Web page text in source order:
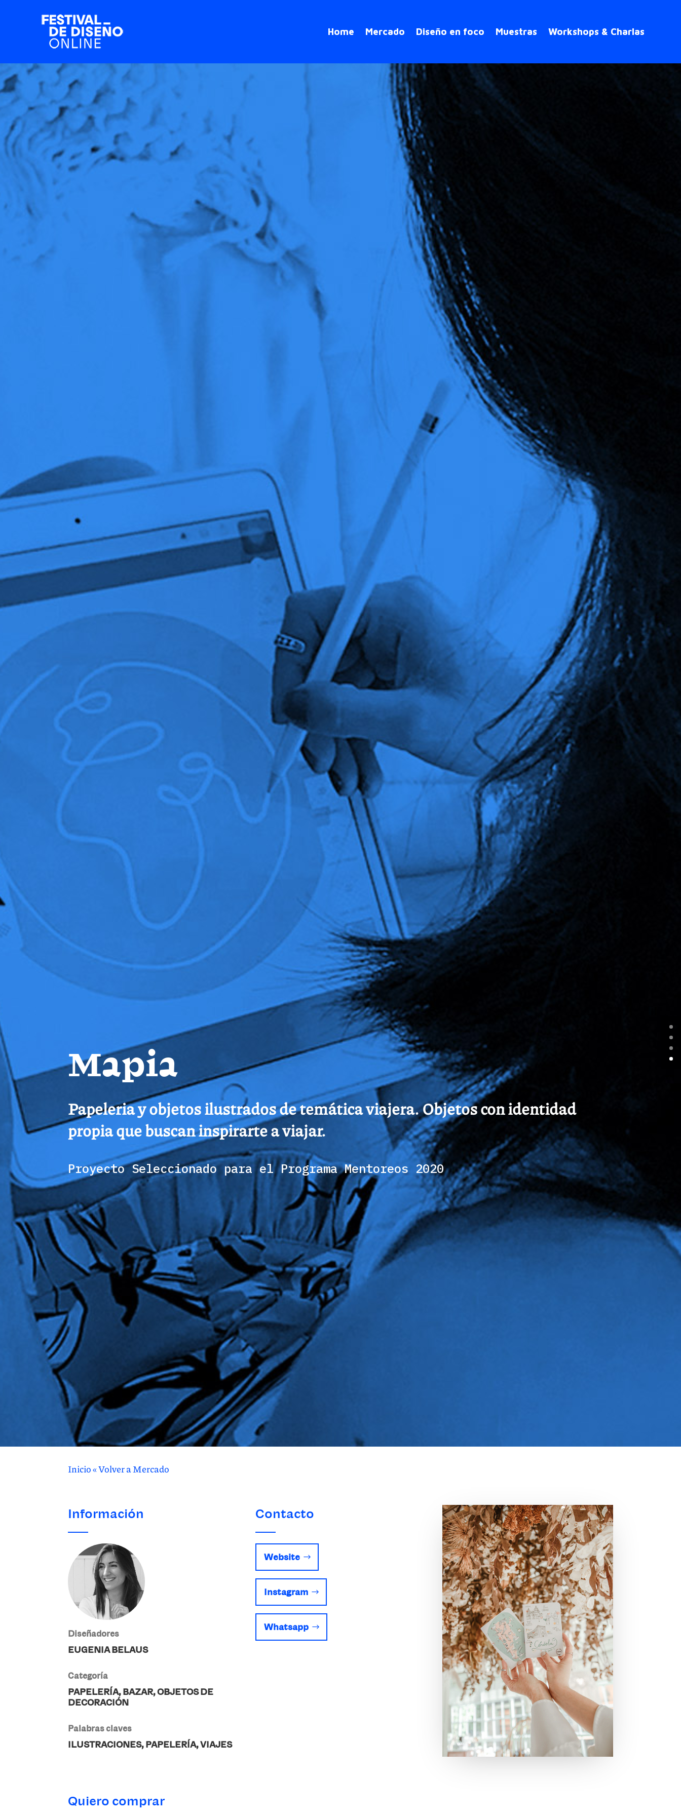
Home Mercado Diseño en foco Muestras Workshops & Charlas
Mapia
Papeleria y objetos ilustrados de temática viajera. Objetos con identidad
propia que buscan inspirarte a viajar.
Proyecto Seleccionado para el Programa Mentoreos 2020
Inicio«Volver a Mercado
Información
Diseñadores
EUGENIA BELAUS
Categoría
PAPELERÍA,BAZAR,OBJETOS DE
DECORACIÓN
Palabras claves
ILUSTRACIONES, PAPELERÍA, VIAJES
Contacto
Website
Instagram
Whatsapp
Quiero comprar